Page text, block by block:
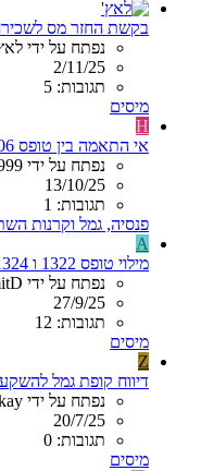
בקשת החזר מס לשכירה- טופס
נפתח על ידי
2/11/25
תגובות: 5
מיסים
H
אי התאמה בין טופס 106 ו דיווחים של קרן פנסיה וביטוח מנהלים
נפתח על ידי HA999
13/10/25
תגובות: 1
פנסיה, גמל וקרנות
A
מילוי טופס 1322 ו 1324 עבור הכנסות מדיבידנדים מ- RSU
נפתח על ידי AmitD
27/9/25
תגובות: 12
מיסים
Z
דיווח קופת גמל להשקעה טופס 806
נפתח על ידי Zakay
20/7/25
תגובות: 0
מיסים